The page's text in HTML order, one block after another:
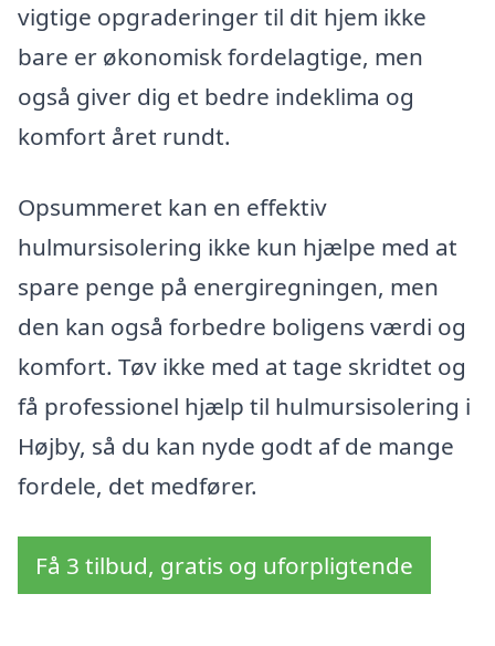
vigtige opgraderinger til dit hjem ikke
bare er økonomisk fordelagtige, men
også giver dig et bedre indeklima og
komfort året rundt.
Opsummeret kan en effektiv
hulmursisolering ikke kun hjælpe med at
spare penge på energiregningen, men
den kan også forbedre boligens værdi og
komfort. Tøv ikke med at tage skridtet og
få professionel hjælp til hulmursisolering i
Højby, så du kan nyde godt af de mange
fordele, det medfører.
Få 3 tilbud, gratis og uforpligtende